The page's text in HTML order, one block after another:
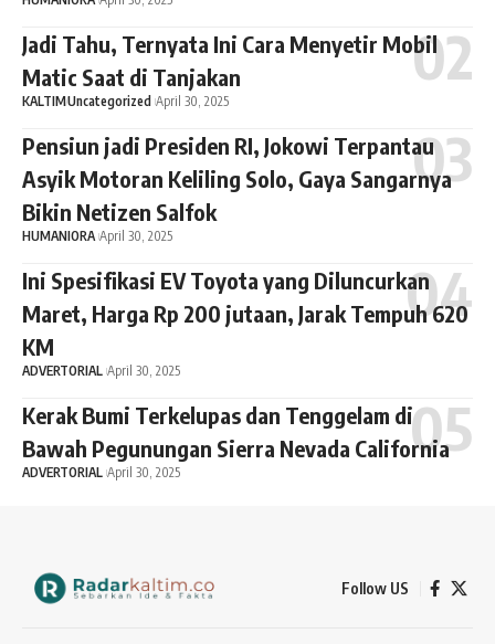
Jadi Tahu, Ternyata Ini Cara Menyetir Mobil
Matic Saat di Tanjakan
KALTIMUncategorized April 30, 2025
Pensiun jadi Presiden RI, Jokowi Terpantau
Asyik Motoran Keliling Solo, Gaya Sangarnya
Bikin Netizen Salfok
HUMANIORA April 30, 2025
Ini Spesifikasi EV Toyota yang Diluncurkan
Maret, Harga Rp 200 jutaan, Jarak Tempuh 620
KM
ADVERTORIAL April 30, 2025
Kerak Bumi Terkelupas dan Tenggelam di
Bawah Pegunungan Sierra Nevada California
ADVERTORIAL April 30, 2025
Follow US